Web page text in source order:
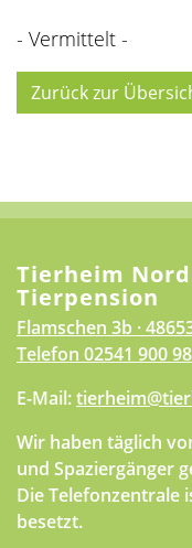
- Vermittelt -
Zurück zur
Tierheim
Tierpension
Flamschen 3b ·
Telefon 02541 900
E-Mail:
Wir haben täglich
und Spaziergänger
Die Telefonzentrale
besetzt.